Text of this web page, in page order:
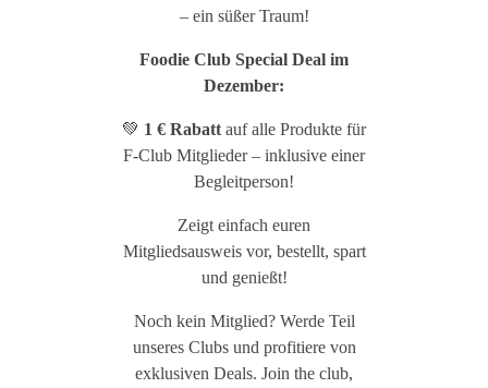
– ein süßer Traum!
Foodie Club Special Deal im
Dezember:
💚 1 € Rabatt auf alle Produkte für
F-Club Mitglieder – inklusive einer
Begleitperson!
Zeigt einfach euren
Mitgliedsausweis vor, bestellt, spart
und genießt!
Noch kein Mitglied? Werde Teil
unseres Clubs und profitiere von
exklusiven Deals. Join the club,